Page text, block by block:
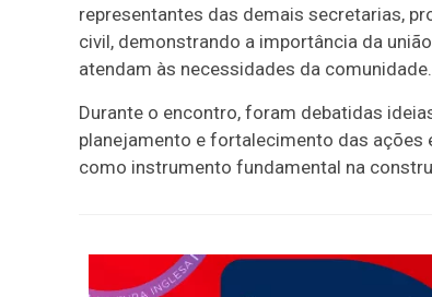
representantes das demais secretarias,
civil, demonstrando a importância da
atendam às necessidades da comunidade.
Durante o encontro, foram debatidas
planejamento e fortalecimento das ações
como instrumento fundamental na